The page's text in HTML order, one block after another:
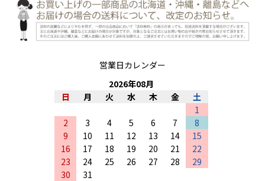
営業日カレンダー
2026年08月
日
月 火 水 木 金
土
1
2
3 4 5 6 7
8
9
10 11 12 13 14
15
16
17 18 19 20 21
22
23
24 25 26 27 28
29
30
31